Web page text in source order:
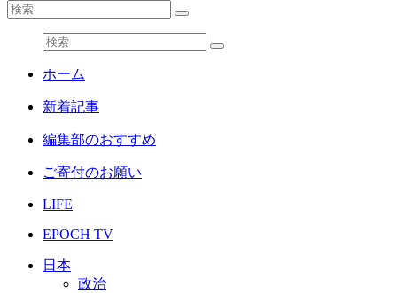
ホーム
新着記事
編集部のおすすめ
ご寄付のお願い
LIFE
EPOCH TV
日本
政治